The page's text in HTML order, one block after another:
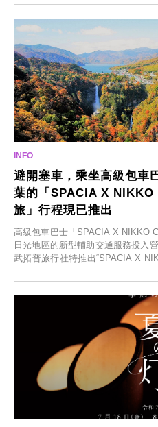
食材的餐廳。讓您體驗黑川溫泉的
避開塞車，乘坐高級包車
葉的「SPACIA X NIKKO
旅」行程現已推出
高級包車巴士「SPACIA X NIKKO
日光地區的新型輔助交通服務投入
武拓普旅行社特推出“SPACIA X